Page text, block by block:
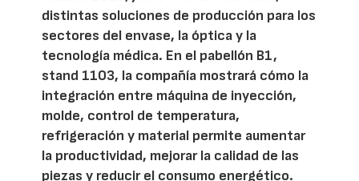
distintas soluciones de producción para los
sectores del envase, la óptica y la
tecnología médica. En el pabellón B1,
stand 1103, la compañía mostrará cómo la
integración entre máquina de inyección,
molde, control de temperatura,
refrigeración y material permite aumentar
la productividad, mejorar la calidad de las
piezas y reducir el consumo energético.